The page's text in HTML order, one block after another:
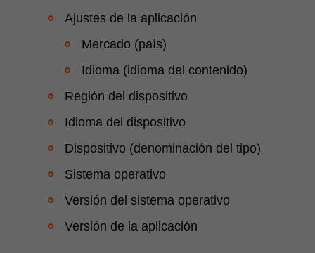
Ajustes de la aplicación
Mercado (país)
Idioma (idioma del contenido)
Región del dispositivo
Idioma del dispositivo
Dispositivo (denominación del tipo)
Sistema operativo
Versión del sistema operativo
Versión de la aplicación